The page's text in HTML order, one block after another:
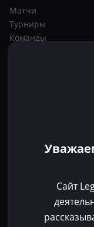
Матчи
Турниры
Команды
Фрибеты
Без депозитаСайт